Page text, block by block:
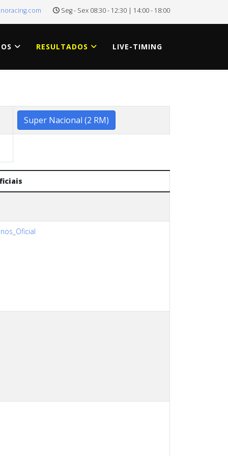
Seg - Sex 08:30 - 12:30 | 14:00 - 18:00
RESULTADOS LIVE-TIMING
Super Nacional (2 RM)